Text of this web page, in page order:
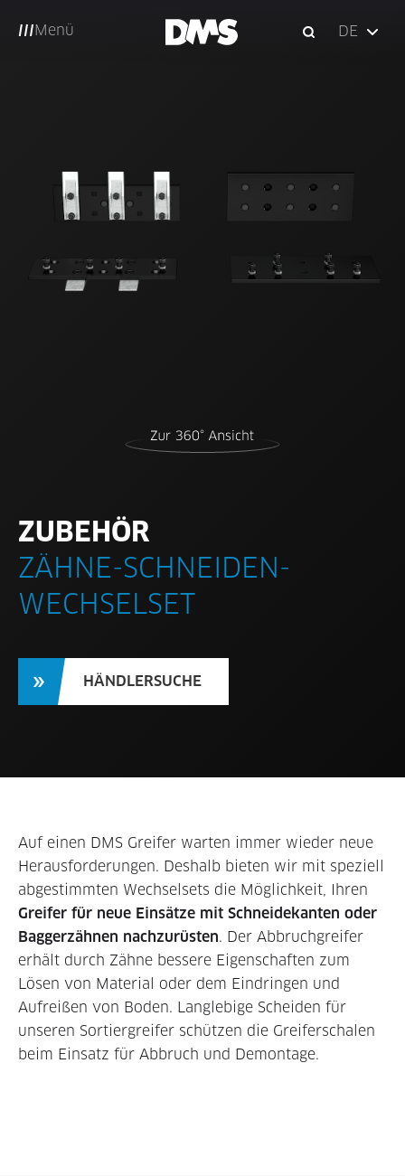
Menü DE
ZUBEHÖR
ZÄHNE-SCHNEIDEN-
WECHSELSET
HÄNDLERSUCHE
Auf einen DMS Greifer warten immer wieder neue
Herausforderungen. Deshalb bieten wir mit speziell
abgestimmten Wechselsets die Mög­lich­keit, Ihren
Greifer für neue Einsätze mit Schneidekanten oder
Bagger­zähnen nachzurüsten. Der Abbruch­greifer
erhält durch Zähne bessere Eigenschaften zum
Lösen von Material oder dem Eindringen und
Aufreißen von Boden. Langlebige Scheiden für
unseren Sortier­greifer schützen die Greiferschalen
beim Einsatz für Abbruch und Demontage.